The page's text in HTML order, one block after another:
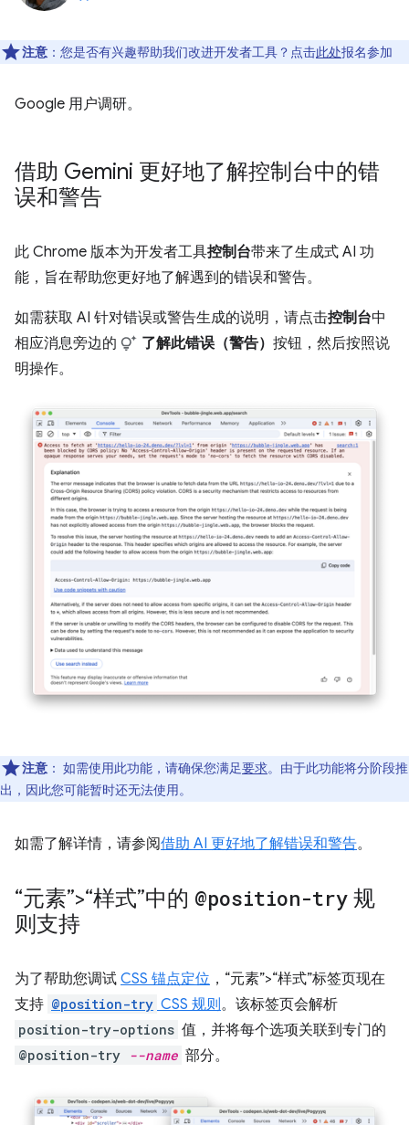
注意 ：您是否有兴趣帮助我们改进开发者工具？点击此处报名参加
Google 用户调研。
借助 Gemini 更好地了解控制台中的错
误和警告
此 Chrome 版本为开发者工具控制台带来了生成式 AI 功
能，旨在帮助您更好地了解遇到的错误和警告。
如需获取 AI 针对错误或警告生成的说明，请点击控制台中
相应消息旁边的
了解此错误（警告）按钮，然后按照说
明操作。
注意 ： 如需使用此功能，请确保您满足要求。由于此功能将分阶段推
出，因此您可能暂时还无法使用。
如需了解详情，请参阅借助 AI 更好地了解错误和警告。
“元素”>“样式”中的 @position-try 规
则支持
为了帮助您调试 CSS 锚点定位 ，“元素”>“样式”标签页现在
支持 @position-try CSS 规则。 该标签页会解析
position-try-options 值，并将每个选项关联到专门的
@position-try --name 部分。